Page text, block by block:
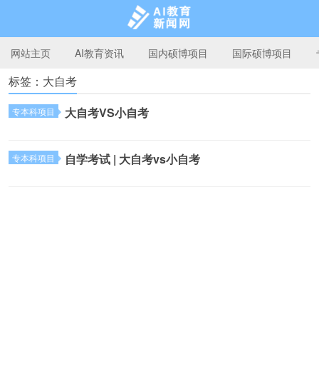
AI教育新闻网
网站主页 AI教育资讯 国内硕博项目 国际硕博项目
标签：大自考
专本科项目 大自考VS小自考
专本科项目 自学考试 | 大自考vs小自考